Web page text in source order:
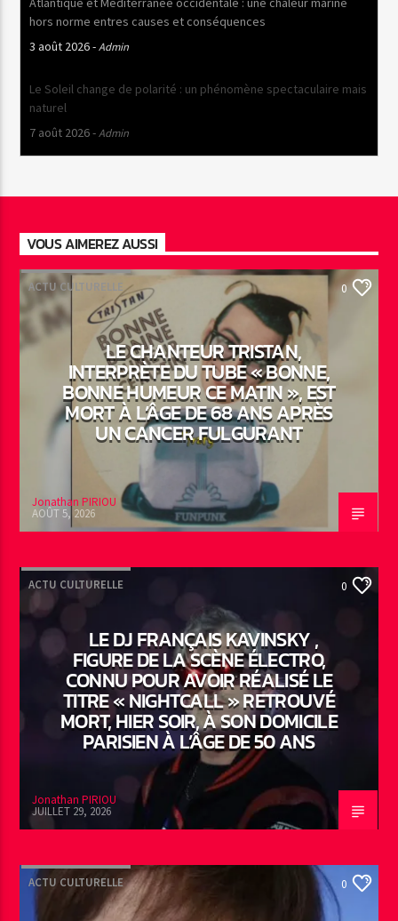
hors norme entres causes et conséquences
3 août 2026-Admin
Le Soleil change de polarité : un phénomène spectaculaire mais
naturel
7 août 2026-Admin
VOUS AIMEREZ AUSSI
ACTU CULTURELLE 0
LE CHANTEUR TRISTAN,
INTERPRÈTE DU TUBE « BONNE,
BONNE HUMEUR CE MATIN », EST
MORT À L’ÂGE DE 68 ANS APRÈS
UN CANCER FULGURANT
Jonathan PIRIOU
AOÛT 5, 2026
ACTU CULTURELLE 0
LE DJ FRANÇAIS KAVINSKY ,
FIGURE DE LA SCÈNE ÉLECTRO,
CONNU POUR AVOIR RÉALISÉ LE
TITRE « NIGHTCALL » RETROUVÉ
MORT, HIER SOIR, À SON DOMICILE
PARISIEN À L’ÂGE DE 50 ANS
Jonathan PIRIOU
JUILLET 29, 2026
ACTU CULTURELLE 0